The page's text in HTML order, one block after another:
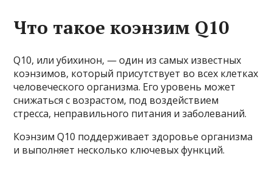
Что такое коэнзим Q10
Q10, или убихинон, — один из самых известных
коэнзимов, который присутствует во всех клетках
человеческого организма. Его уровень может
снижаться с возрастом, под воздействием
стресса, неправильного питания и заболеваний.
Коэнзим Q10 поддерживает здоровье организма
и выполняет несколько ключевых функций.